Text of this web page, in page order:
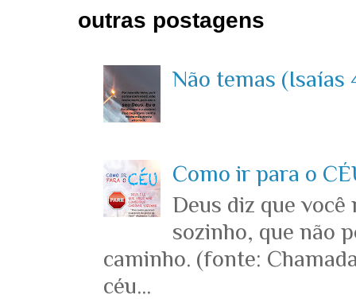
outras postagens
Não temas (Isaías
Como ir para o
Deus diz que você
sozinho, que não
caminho. (fonte:
céu...